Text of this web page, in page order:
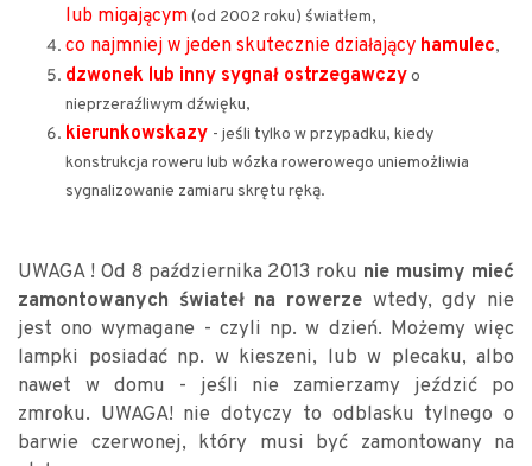
lub migającym(od 2002 roku) światłem,
co najmniej w jeden skutecznie działający hamulec,
dzwonek lub inny sygnał ostrzegawczyo
nieprzeraźliwym dźwięku,
kierunkowskazy - jeśli tylko w przypadku, kiedy
konstrukcja roweru lub wózka rowerowego uniemożliwia
sygnalizowanie zamiaru skrętu ręką.
UWAGA ! Od 8 października 2013 roku nie musimy mieć
zamontowanych świateł na rowerze wtedy, gdy nie
jest ono wymagane - czyli np. w dzień. Możemy więc
lampki posiadać np. w kieszeni, lub w plecaku, albo
nawet w domu - jeśli nie zamierzamy jeździć po
zmroku. UWAGA! nie dotyczy to odblasku tylnego o
barwie czerwonej, który musi być zamontowany na